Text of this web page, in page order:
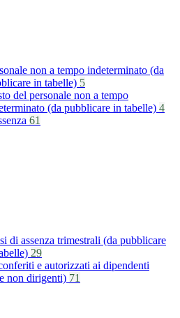
non a tempo indeterminato (da
in tabelle) 5
del personale non a tempo
(da pubblicare in tabelle) 4
61
di assenza trimestrali (da pubblicare
29
e autorizzati ai dipendenti
non dirigenti) 71